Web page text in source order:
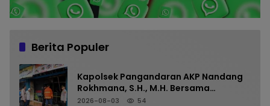
Berita Populer
Kapolsek Pangandaran AKP Nandang
Rokhmana, S.H., M.H. Bersama
Anggota Cek TKP Kebakaran Ruko
2026-08-03 54